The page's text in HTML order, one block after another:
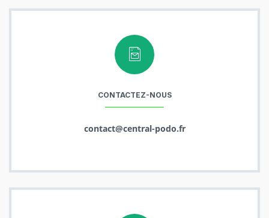
CONTACTEZ-NOUS
contact@central-podo.fr